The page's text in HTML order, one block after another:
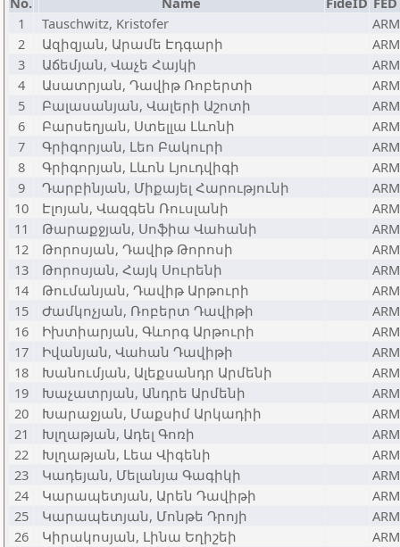
1
Tauschwitz, Kristofer
ARM
2
Ազիզյան, Արամե Էդգարի
ARM
3
Աճեմյան, Վաչե Հայկի
ARM
4
Ասատրյան, Դավիթ Ռոբերտի
ARM
5
Բալասանյան, Վալերի Աշոտի
ARM
6
Բարսեղյան, Ստելլա Լևոնի
ARM
7
Գրիգորյան, Լեո Բակուրի
ARM
8
Գրիգորյան, Լևոն Լյուդվիգի
ARM
9
Դարբինյան, Միքայել Հարությունի
ARM
10
Էլոյան, Վազգեն Ռուսլանի
ARM
11
Թարաքջյան, Սոֆիա Վահանի
ARM
12
Թորոսյան, Դավիթ Թորոսի
ARM
13
Թորոսյան, Հայկ Սուրենի
ARM
14
Թումանյան, Դավիթ Արթուրի
ARM
15
Ժամկոչյան, Ռոբերտ Դավիթի
ARM
16
Իխտիարյան, Գևորգ Արթուրի
ARM
17
Իվանյան, Վահան Դավիթի
ARM
18
Խանումյան, Ալեքսանդր Արմենի
ARM
19
Խաչատրյան, Անդրե Արմենի
ARM
20
Խարաջյան, Մաքսիմ Արկադիի
ARM
21
Խլղաթյան, Ադել Գոռի
ARM
22
Խլղաթյան, Լեա Վիգենի
ARM
23
Կադեյան, Մելանյա Գագիկի
ARM
24
Կարապետյան, Արեն Դավիթի
ARM
25
Կարապետյան, Մոնթե Դրոյի
ARM
26
Կիրակոսյան, Լինա Եղիշեի
ARM